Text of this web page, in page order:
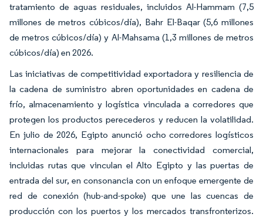
tratamiento de aguas residuales, incluidos Al-Hammam (7,5
millones de metros cúbicos/día), Bahr El-Baqar (5,6 millones
de metros cúbicos/día) y Al-Mahsama (1,3 millones de metros
cúbicos/día) en 2026.
Las iniciativas de competitividad exportadora y resiliencia de
la cadena de suministro abren oportunidades en cadena de
frío, almacenamiento y logística vinculada a corredores que
protegen los productos perecederos y reducen la volatilidad.
En julio de 2026, Egipto anunció ocho corredores logísticos
internacionales para mejorar la conectividad comercial,
incluidas rutas que vinculan el Alto Egipto y las puertas de
entrada del sur, en consonancia con un enfoque emergente de
red de conexión (hub-and-spoke) que une las cuencas de
producción con los puertos y los mercados transfronterizos.